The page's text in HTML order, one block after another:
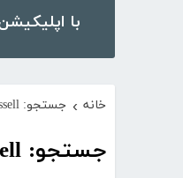
با اپلیکیشن کتابراه، بیش از ۵۰،۰۰۰
خانه › جستجو: Bertrand Russell
جستجو: Bertrand Russell